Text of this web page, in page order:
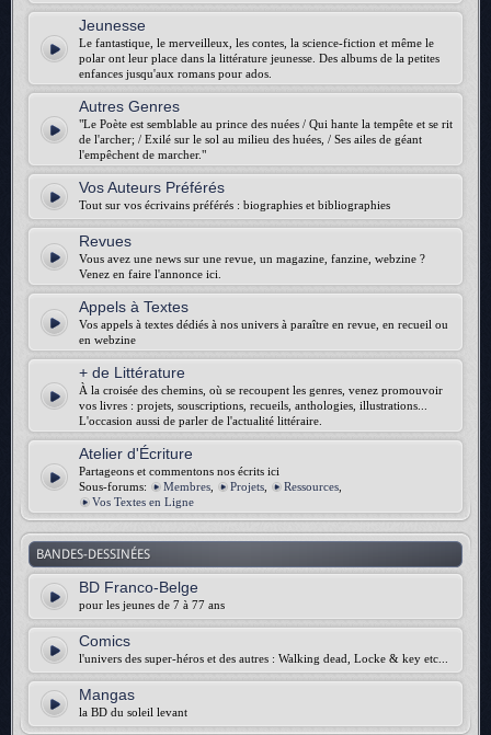
Jeunesse
Le fantastique, le merveilleux, les contes, la science-fiction et même le
polar ont leur place dans la littérature jeunesse. Des albums de la petites
enfances jusqu'aux romans pour ados.
Autres Genres
"Le Poète est semblable au prince des nuées / Qui hante la tempête et se rit
de l'archer; / Exilé sur le sol au milieu des huées, / Ses ailes de géant
l'empêchent de marcher."
Vos Auteurs Préférés
Tout sur vos écrivains préférés : biographies et bibliographies
Revues
Vous avez une news sur une revue, un magazine, fanzine, webzine ?
Venez en faire l'annonce ici.
Appels à Textes
Vos appels à textes dédiés à nos univers à paraître en revue, en recueil ou
en webzine
+ de Littérature
À la croisée des chemins, où se recoupent les genres, venez promouvoir
vos livres : projets, souscriptions, recueils, anthologies, illustrations...
L'occasion aussi de parler de l'actualité littéraire.
Atelier d'Écriture
Partageons et commentons nos écrits ici
Sous-forums:
Membres Projets Ressources
Vos Textes en Ligne
BANDES-DESSINÉES
BD Franco-Belge
pour les jeunes de 7 à 77 ans
Comics
l'univers des super-héros et des autres : Walking dead, Locke & key etc...
Mangas
la BD du soleil levant